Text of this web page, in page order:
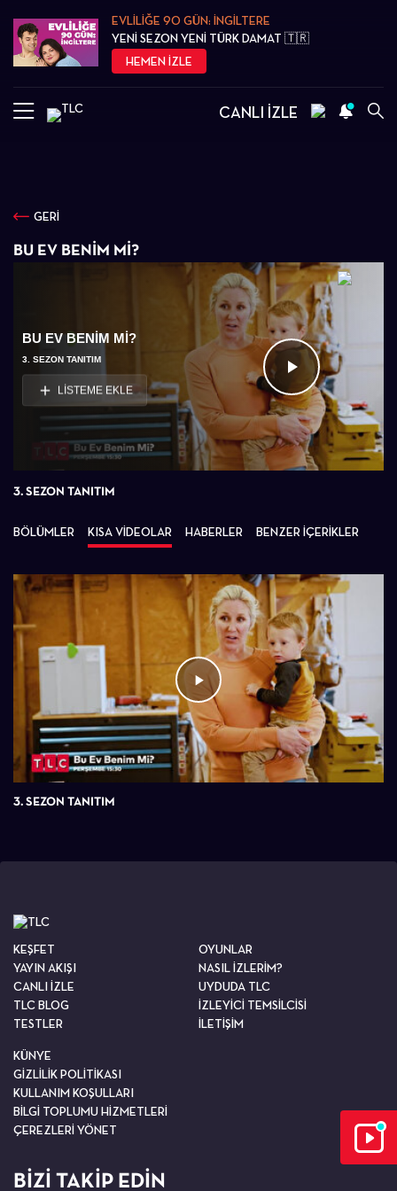
EVLİLİĞE 90 GÜN: İNGİLTERE
YENİ SEZON YENİ TÜRK DAMAT 🇹🇷
HEMEN İZLE
CANLI İZLE
GERİ
BU EV BENIM MI?
Videoyu
Oynat
BU EV BENIM MI?
3. SEZON TANITIM
LİSTEME EKLE
3. SEZON TANITIM
BÖLÜMLER KISA VİDEOLAR HABERLER BENZER İÇERİKLER
3. SEZON TANITIM
KEŞFET
YAYIN AKIŞI
CANLI İZLE
TLC BLOG
TESTLER
OYUNLAR
NASIL İZLERİM?
UYDUDA TLC
İZLEYİCİ TEMSİLCİSİ
İLETİŞİM
KÜNYE
GİZLİLİK POLİTİKASI
KULLANIM KOŞULLARI
BİLGİ TOPLUMU HİZMETLERİ
ÇEREZLERİ YÖNET
BİZİ TAKİP EDİN